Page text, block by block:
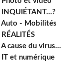
Auto - Mobilités
cause du virus...
et numérique